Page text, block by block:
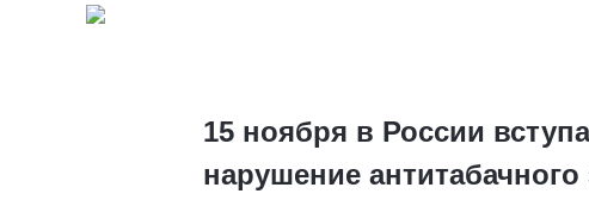
15 ноября в России
нарушение